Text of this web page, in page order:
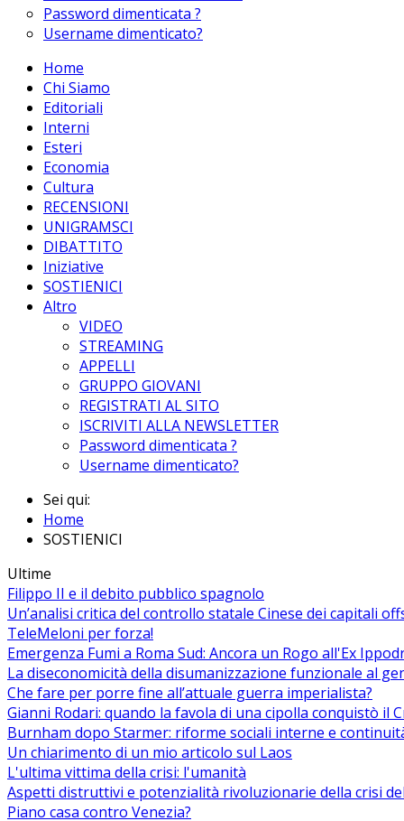
Password dimenticata ?
Username dimenticato?
Home
Chi Siamo
Editoriali
Interni
Esteri
Economia
Cultura
RECENSIONI
UNIGRAMSCI
DIBATTITO
Iniziative
SOSTIENICI
Altro
VIDEO
STREAMING
APPELLI
GRUPPO GIOVANI
REGISTRATI AL SITO
ISCRIVITI ALLA NEWSLETTER
Password dimenticata ?
Username dimenticato?
Sei qui:
Home
SOSTIENICI
Ultime
Filippo II e il debito pubblico spagnolo
Un’analisi critica del controllo statale Cinese dei capitali
TeleMeloni per forza!
Emergenza Fumi a Roma Sud: Ancora un Rogo all'Ex
La diseconomicità della disumanizzazione funzionale al
Che fare per porre fine all’attuale guerra imperialista?
Gianni Rodari: quando la favola di una cipolla conquistò il
Burnham dopo Starmer: riforme sociali interne e
Un chiarimento di un mio articolo sul Laos
L'ultima vittima della crisi: l'umanità
Aspetti distruttivi e potenzialità rivoluzionarie della crisi
Piano casa contro Venezia?